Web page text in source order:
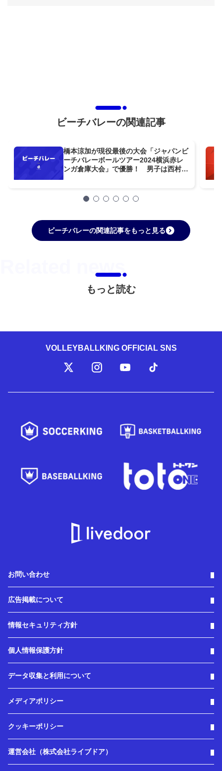
ビーチバレーの関連記事
橋本涼加が現役最後の大会「ジャパンビ
ーチバレーボールツアー2024横浜赤レ
ンガ倉庫大会」で優勝！ 男子は西村晃
ビーチバレーの関連記事をもっと見る
もっと読む
VOLLEYBALLKING OFFICIAL SNS
お問い合わせ
広告掲載について
情報セキュリティ方針
個人情報保護方針
データ収集と利用について
メディアポリシー
クッキーポリシー
運営会社（株式会社ライブドア）